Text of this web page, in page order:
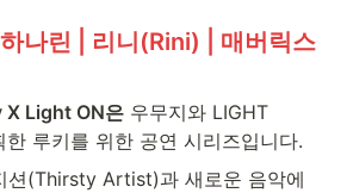
나린 | 리니(Rini) | 매버릭스
Light ON은 우무지와 LIGHT
루키를 위한 공연 시리즈입니다.
션(Thirsty Artist)과 새로운 음악에